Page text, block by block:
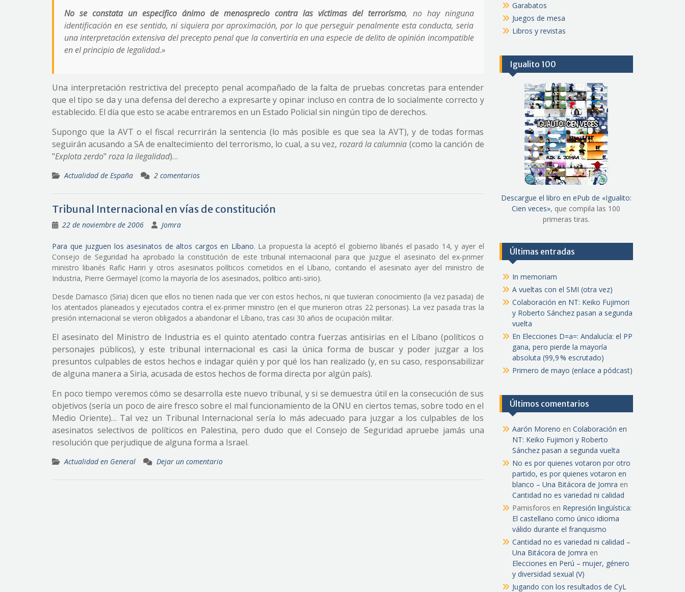
No se constata un especifico ánimo de menosprecio contra las víctimas del terrorismo, no hay ninguna
identificación en ese sentido, ni siquiera por aproximación, por lo que perseguir penalmente esta conducta, seria
una interpretación extensiva del precepto penal que la convertiría en una especie de delito de opinión incompatible
en el principio de legalidad.»
Una interpretación restrictiva del precepto penal acompañado de la falta de pruebas concretas para entender
que el tipo se da y una defensa del derecho a expresarte y opinar incluso en contra de lo socialmente correcto y
establecido. El día que esto se acabe entraremos en un Estado Policial sin ningún tipo de derechos.
Supongo que la AVT o el fiscal recurrirán la sentencia (lo más posible es que sea la AVT), y de todas formas
seguirán acusando a SA de enaltecimiento del terrorismo, lo cual, a su vez, rozará la calumnia (como la canción de
"Explota zerdo" roza la ilegalidad)…
Actualidad de España 2 comentarios
Tribunal Internacional en vías de constitución
22 de noviembre de 2006 Jomra
Para que juzguen los asesinatos de altos cargos en Líbano. La propuesta la aceptó el gobierno libanés el pasado 14, y ayer el
Consejo de Seguridad ha aprobado la constitución de este tribunal internacional para que juzgue el asesinato del ex-primer
ministro libanés Rafic Hariri y otros asesinatos políticos cometidos en el Líbano, contando el asesinato ayer del ministro de
Industria, Pierre Germayel (como la mayoría de los asesinados, político anti-sirio).
Desde Damasco (Siria) dicen que ellos no tienen nada que ver con estos hechos, ni que tuvieran conocimiento (la vez pasada) de
los atentados planeados y ejecutados contra el ex-primer ministro (en el que murieron otras 22 personas). La vez pasada tras la
presión internacional se vieron obligados a abandonar el Líbano, tras casi 30 años de ocupación militar.
El asesinato del Ministro de Industria es el quinto atentado contra fuerzas antisirias en el Líbano (políticos o
personajes públicos), y este tribunal internacional es casi la única forma de buscar y poder juzgar a los
presuntos culpables de estos hechos e indagar quién y por qué los han realizado (y, en su caso, responsabilizar
de alguna manera a Siria, acusada de estos hechos de forma directa por algún país).
En poco tiempo veremos cómo se desarrolla este nuevo tribunal, y si se demuestra útil en la consecución de sus
objetivos (sería un poco de aire fresco sobre el mal funcionamiento de la ONU en ciertos temas, sobre todo en el
Medio Oriente)… Tal vez un Tribunal Internacional sería lo más adecuado para juzgar a los culpables de los
asesinatos selectivos de políticos en Palestina, pero dudo que el Consejo de Seguridad apruebe jamás una
resolución que perjudique de alguna forma a Israel.
Actualidad en General Dejar un comentario
Garabatos
Juegos de mesa
Libros y revistas
Igualito 100
Descargue el libro en ePub de «Igualito:
Cien veces», que compila las 100
primeras tiras.
Últimas entradas
In memoriam
A vueltas con el SMI (otra vez)
Colaboración en NT: Keiko Fujimori
y Roberto Sánchez pasan a segunda
vuelta
En Elecciones D=a=: Andalucía: el PP
gana, pero pierde la mayoría
absoluta (99,9 % escrutado)
Primero de mayo (enlace a pódcast)
Últimos comentarios
Aarón Moreno en Colaboración en
NT: Keiko Fujimori y Roberto
Sánchez pasan a segunda vuelta
No es por quienes votaron por otro
partido, es por quienes votaron en
blanco – Una Bitácora de Jomra en
Cantidad no es variedad ni calidad
Pamisforos en Represión lingüística:
El castellano como único idioma
válido durante el franquismo
Cantidad no es variedad ni calidad –
Una Bitácora de Jomra en
Elecciones en Perú – mujer, género
y diversidad sexual (V)
Jugando con los resultados de CyL